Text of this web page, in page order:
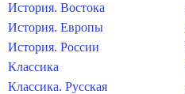
История. Востока
История. Европы
История. России
Классика
Классика. Русская